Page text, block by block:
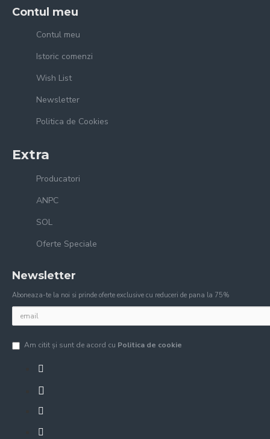
Contul meu
Contul meu
Istoric comenzi
Wish List
Newsletter
Politica de Cookies
Extra
Producatori
ANPC
SOL
Oferte Speciale
Newsletter
Aboneaza-te la noi si prinde oferte exclusive cu reduceri de pana la 75%
Am citit şi sunt de acord cu Politica de cookie